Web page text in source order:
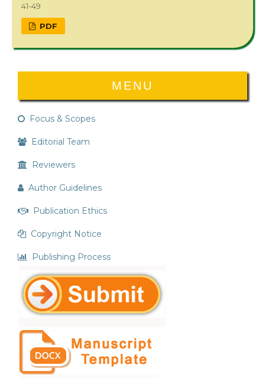
41-49
PDF
MENU
Focus & Scopes
Editorial Team
Reviewers
Author Guidelines
Publication Ethics
Copyright Notice
Publishing Process